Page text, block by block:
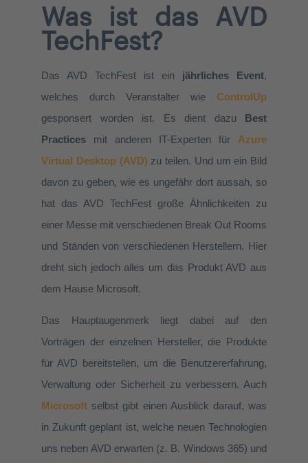
Was ist das AVD
TechFest?
Das AVD TechFest ist ein jährliches Event,
welches durch Veranstalter wie ControlUp
gesponsert worden ist. Es dient dazu Best
Practices mit anderen IT-Experten für Azure
Virtual Desktop (AVD) zu teilen. Und um ein Bild
davon zu geben, wie es ungefähr dort aussah, so
hat das AVD TechFest große Ähnlichkeiten zu
einer Messe mit verschiedenen Break Out Rooms
und Ständen von verschiedenen Herstellern. Hier
dreht sich jedoch alles um das Produkt AVD aus
dem Hause Microsoft.
Das Hauptaugenmerk liegt dabei auf den
Vorträgen der einzelnen Hersteller, die Produkte
für AVD bereitstellen, um die Benutzererfahrung,
Verwaltung oder Sicherheit zu verbessern. Auch
Microsoft selbst gibt einen Ausblick darauf, was
in Zukunft geplant ist, welche neuen Technologien
uns neben AVD erwarten (z. B. Windows 365) und